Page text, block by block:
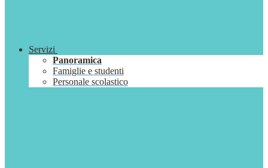
Servizi
Panoramica
Famiglie e studenti
Personale scolastico